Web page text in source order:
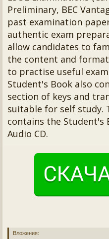
Preliminary, BEC
past examination
authentic exam
allow candidates to
the content and
to practise useful
Student's Book also
section of keys and
suitable for self study.
contains the Student's
Audio CD.
Вложения: